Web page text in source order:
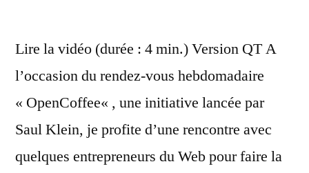
Lire la vidéo (durée : 4 min.) Version QT A
l’occasion du rendez-vous hebdomadaire
« OpenCoffee« , une initiative lancée par
Saul Klein, je profite d’une rencontre avec
quelques entrepreneurs du Web pour faire la